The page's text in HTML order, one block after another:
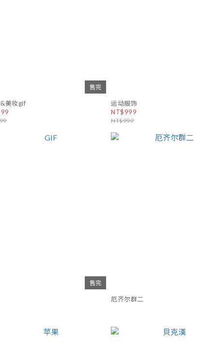
售完
美妆gif
运动服饰
NT$999
NT$999
售完
厄齐尔群二